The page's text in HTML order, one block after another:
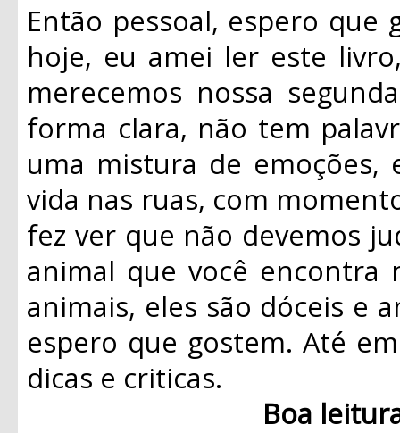
Então pessoal, espero que
hoje, eu amei ler este
merecemos nossa
forma clara, não tem
uma mistura de
vida nas ruas, com
fez ver que não devemos
animal que você encontra
animais, eles são dóceis e
espero que gostem. Até
dicas e criticas.
Boa